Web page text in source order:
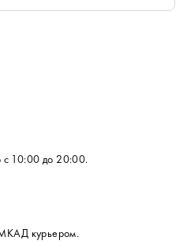
с 10:00 до 20:00.
курьером.